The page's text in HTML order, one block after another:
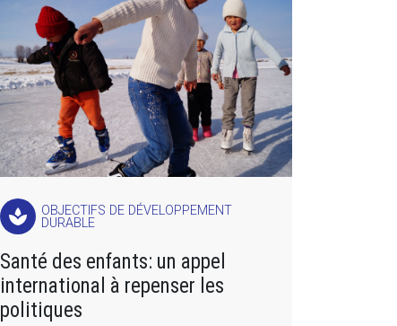
spa
OBJECTIFS DE DÉVELOPPEMENT
DURABLE
Santé des enfants: un appel
international à repenser les
politiques